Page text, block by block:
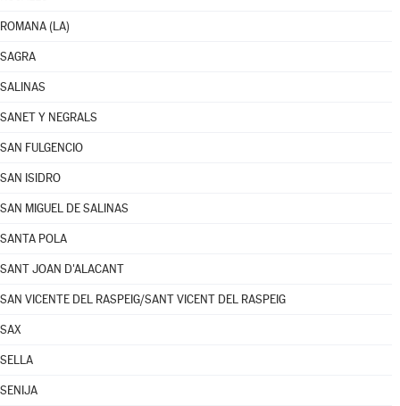
ROMANA (LA)
SAGRA
SALINAS
SANET Y NEGRALS
SAN FULGENCIO
SAN ISIDRO
SAN MIGUEL DE SALINAS
SANTA POLA
SANT JOAN D'ALACANT
SAN VICENTE DEL RASPEIG/SANT VICENT DEL RASPEIG
SAX
SELLA
SENIJA